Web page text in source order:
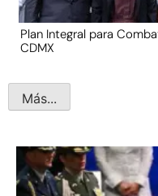
Plan Integral para
CDMX
Más...